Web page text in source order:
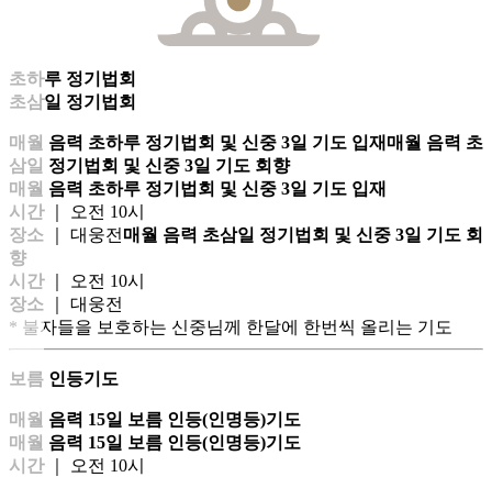
초하루 정기법회
초삼일 정기법회
매월 음력 초하루 정기법회 및 신중 3일 기도 입재 매월 음력 초
삼일 정기법회 및 신중 3일 기도 회향
매월 음력 초하루 정기법회 및 신중 3일 기도 입재
시간｜ 오전 10시
장소 ｜ 대웅전 매월 음력 초삼일 정기법회 및 신중 3일 기도 회
향
시간｜ 오전 10시
장소 ｜ 대웅전
* 불자들을 보호하는 신중님께 한달에 한번씩 올리는 기도
보름 인등기도
매월 음력 15일 보름 인등(인명등)기도
매월 음력 15일 보름 인등(인명등)기도
시간｜ 오전 10시